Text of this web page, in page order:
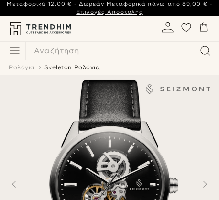
Αναζήτηση
Μεταφορικά 12,00 € - Δωρεάν Μεταφορικά πάνω από 89,00 € -
Επιλογές Αποστολής
Ρολόγια Skeleton Ρολόγια